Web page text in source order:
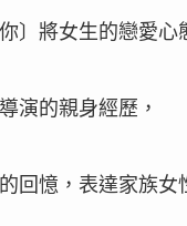
〕將女生的戀愛心
演的親身經歷，
回憶，表達家族女